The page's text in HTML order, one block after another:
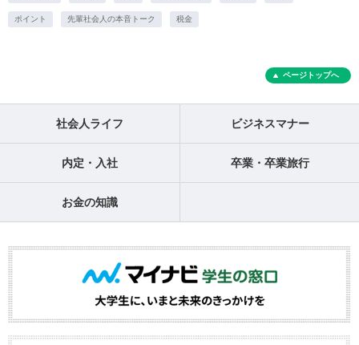
ポイント 先輩社会人の本音トーク 税金
ページトップへ
社会人ライフ ビジネスマナー
内定・入社 卒業・卒業旅行
お金の知識